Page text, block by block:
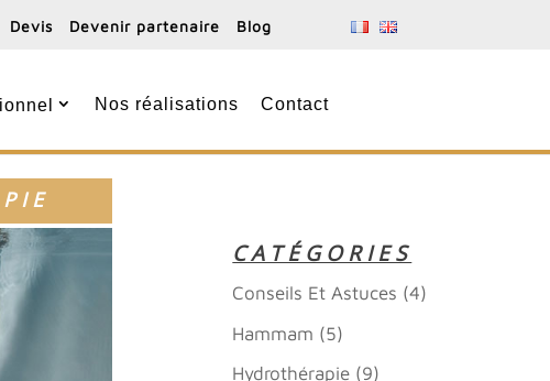
Devis Devenir partenaire Blog
Nos réalisations Contact
CATÉGORIES
Conseils Et Astuces (4)
Hammam (5)
Hydrothérapie (9)